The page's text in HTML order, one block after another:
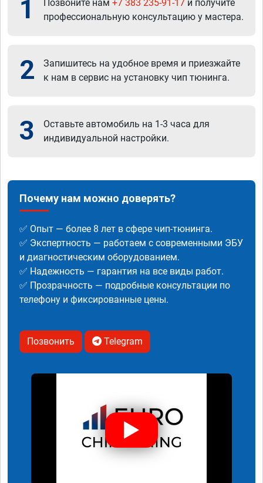
1 Позвоните нам +7 383 235-91-17 и получите
профессиональную консультацию у мастера.
2
Запишитесь на удобное время и приезжайте
к нам в сервис на установку чип тюнинга.
3
Оставьте автомобиль на 1-3 часа для
индивидуальной настройки.
Почему нам можно доверять?
✅ Опыт — более 8 лет в сфере чип-тюнинга.
✅ Экспертность — работаем с современными ЭБУ
и диагностическим оборудованием.
✅ Надежность — гарантия на все виды работ.
✅ Прозрачность — подробные консультации по
телефону и фиксированные цены.
Позвонить Telegram